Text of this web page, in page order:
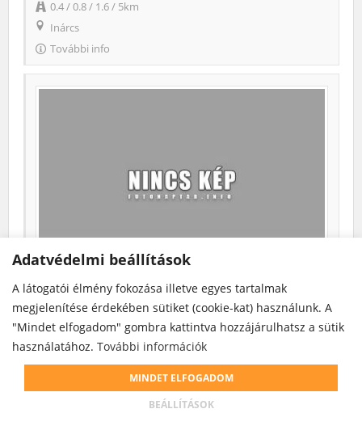
0.4 / 0.8 / 1.6 / 5km
Inárcs
További info
sorozat – III. forduló (2022-06-04)
vége
2022. június 4. (szo)
1.5 / 3 / 7.3km
Debrecen, Nagyerdő
Adatvédelmi beállítások
A látogatói élmény fokozása illetve egyes tartalmak
megjelenítése érdekében sütiket (cookie-kat) használunk. A
"Mindet elfogadom" gombra kattintva hozzájárulhatsz a sütik
használatához. További információk
BEÁLLÍTÁSOK
MINDET ELFOGADOM